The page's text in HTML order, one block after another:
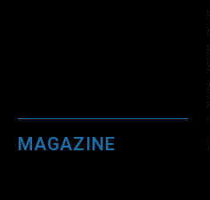
MAGAZINE